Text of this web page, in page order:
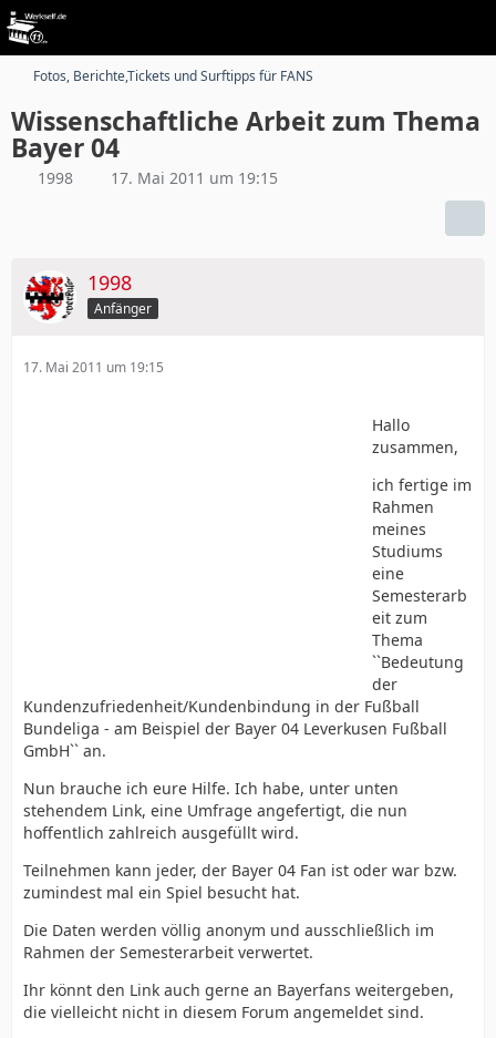
Fotos, Berichte,Tickets und Surftipps für FANS
Wissenschaftliche Arbeit zum Thema
Bayer 04
1998 17. Mai 2011 um 19:15
1998
Anfänger
17. Mai 2011 um 19:15
Hallo
zusammen,
ich fertige im
Rahmen
meines
Studiums
eine
Semesterarb
eit zum
Thema
``Bedeutung
der
Kundenzufriedenheit/Kundenbindung in der Fußball
Bundeliga - am Beispiel der Bayer 04 Leverkusen Fußball
GmbH`` an.
Nun brauche ich eure Hilfe. Ich habe, unter unten
stehendem Link, eine Umfrage angefertigt, die nun
hoffentlich zahlreich ausgefüllt wird.
Teilnehmen kann jeder, der Bayer 04 Fan ist oder war bzw.
zumindest mal ein Spiel besucht hat.
Die Daten werden völlig anonym und ausschließlich im
Rahmen der Semesterarbeit verwertet.
Ihr könnt den Link auch gerne an Bayerfans weitergeben,
die vielleicht nicht in diesem Forum angemeldet sind.